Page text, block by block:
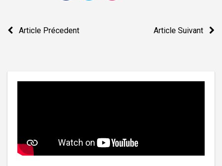
Navigation
Article Précedent Article Suivant